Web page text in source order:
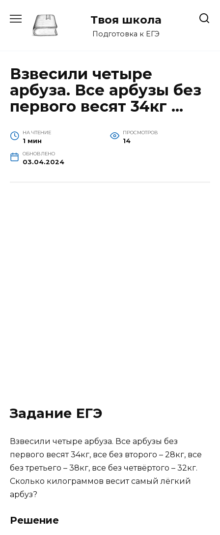
содержанию
Твоя школа
Подготовка к ЕГЭ
Взвесили четыре
арбуза. Все арбузы без
первого весят 34кг …
НА ЧТЕНИЕ
1 мин
ПРОСМОТРОВ
14
ОБНОВЛЕНО
03.04.2024
Задание ЕГЭ
Взвесили четыре арбуза. Все арбузы без
первого весят 34кг, все без второго – 28кг, все
без третьего – 38кг, все без четвёртого – 32кг.
Сколько килограммов весит самый лёгкий
арбуз?
Решение